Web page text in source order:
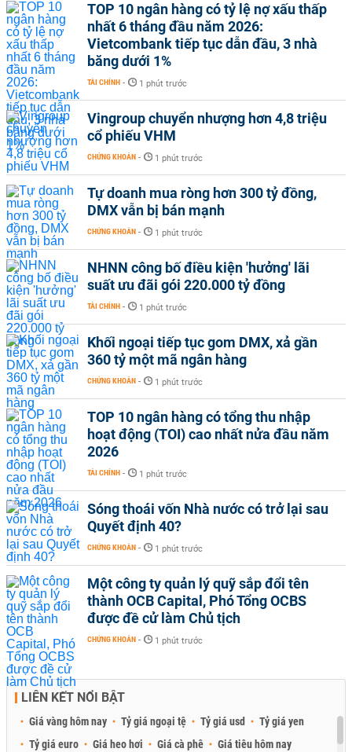
TOP 10 ngân hàng có tỷ lệ nợ xấu thấp
nhất 6 tháng đầu năm 2026:
Vietcombank tiếp tục dẫn đầu, 3 nhà
băng dưới 1%
TÀI CHÍNH - 1 phút trước
Vingroup chuyển nhượng hơn 4,8 triệu
cổ phiếu VHM
CHỨNG KHOÁN - 1 phút trước
Tự doanh mua ròng hơn 300 tỷ đồng,
DMX vẫn bị bán mạnh
CHỨNG KHOÁN - 1 phút trước
NHNN công bố điều kiện 'hưởng' lãi
suất ưu đãi gói 220.000 tỷ đồng
TÀI CHÍNH - 1 phút trước
Khối ngoại tiếp tục gom DMX, xả gần
360 tỷ một mã ngân hàng
CHỨNG KHOÁN - 1 phút trước
TOP 10 ngân hàng có tổng thu nhập
hoạt động (TOI) cao nhất nửa đầu năm
2026
TÀI CHÍNH - 1 phút trước
Sóng thoái vốn Nhà nước có trở lại sau
Quyết định 40?
CHỨNG KHOÁN - 1 phút trước
Một công ty quản lý quỹ sắp đổi tên
thành OCB Capital, Phó Tổng OCBS
được đề cử làm Chủ tịch
CHỨNG KHOÁN - 1 phút trước
LIÊN KẾT NỔI BẬT
Giá vàng hôm nay Tỷ giá ngoại tệ Tỷ giá usd
Tỷ giá yen
Tỷ giá euro
Giá heo hơi Giá cà phê Giá tiêu hôm nay